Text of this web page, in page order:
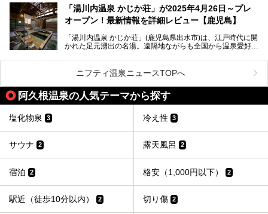
営業なので、就寝前の入浴や寝起き一番の朝湯など利便性が
抜群！ 多くの常連客やファンでいつも賑わっています。し
かし建物の老朽化に伴い、2026年2月28日24時をもって休
は約2年後を予定しています。
「湯川内温泉 かじか荘」が2025年4月26日～プレ
オープン！最新情報を詳細レビュー【鹿児島】
「湯川内温泉 かじか荘」(鹿児島県出水市)は、江戸時代に開
かれた足元湧出の名湯。遠隔地ながらも全国から温泉愛好家
いえる存在です。2023年にいったん閉館しましたが、その
後経営が変わり、復旧作業を実施。2025年4月26日に日帰
り入浴施設としてプレオープンしました。
筆者自身、閉館中もボランティア作業や取材等で数回現地へ
乗り込みましたが、今回もオープン前日から初日にかけて現
地訪問。リニューアルした浴室・最新情報を中心に、以前と
ニフティ温泉ニュースTOPへ
阿久根温泉の人気テーマから探す
塩化物泉 3 冷え性 3
サウナ 2 露天風呂 2
宿泊 2 格安（1,000円以下） 2
駅近（徒歩10分以内） 2 切り傷 2